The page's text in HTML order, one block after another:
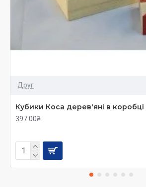
Друг
Кубики Коса дерев'яні в коробці
397.00₴